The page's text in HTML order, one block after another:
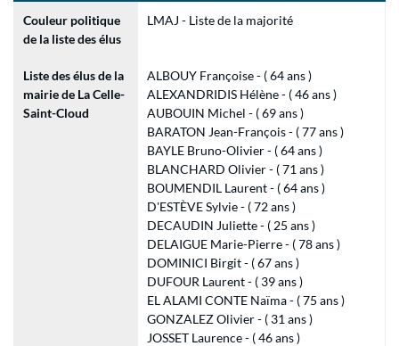
Couleur politique
de la liste des élus
LMAJ - Liste de la majorité
Liste des élus de la
mairie de La Celle-
Saint-Cloud
ALBOUY Françoise - ( 64 ans )
ALEXANDRIDIS Hélène - ( 46 ans )
AUBOUIN Michel - ( 69 ans )
BARATON Jean-François - ( 77 ans )
BAYLE Bruno-Olivier - ( 64 ans )
BLANCHARD Olivier - ( 71 ans )
BOUMENDIL Laurent - ( 64 ans )
D'ESTÈVE Sylvie - ( 72 ans )
DECAUDIN Juliette - ( 25 ans )
DELAIGUE Marie-Pierre - ( 78 ans )
DOMINICI Birgit - ( 67 ans )
DUFOUR Laurent - ( 39 ans )
EL ALAMI CONTE Naïma - ( 75 ans )
GONZALEZ Olivier - ( 31 ans )
JOSSET Laurence - ( 46 ans )